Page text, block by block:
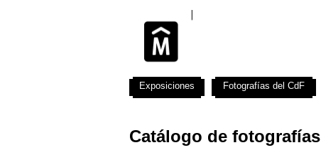
Catálogo de fotografías
Exposiciones Fotografías del CdF